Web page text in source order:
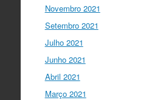
Novembro 2021
Setembro 2021
Julho 2021
Junho 2021
Abril 2021
Março 2021